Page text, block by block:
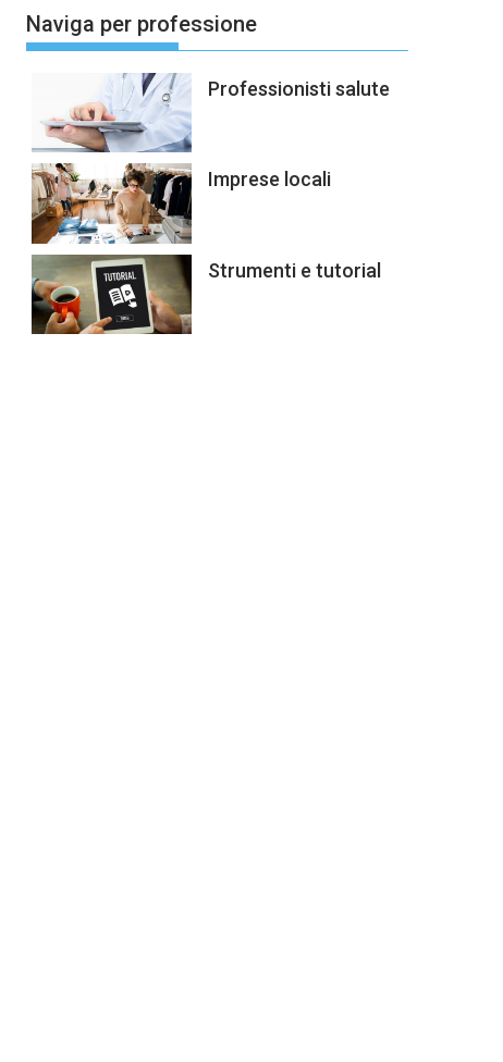
Naviga per professione
Professionisti salute
Imprese locali
Strumenti e tutorial